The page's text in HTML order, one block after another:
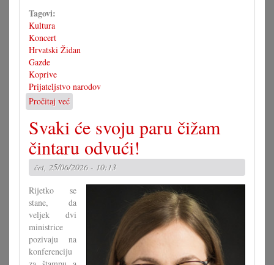
Tagovi:
Kultura
Koncert
Hrvatski Židan
Gazde
Koprive
Prijateljstvo narodov
Pročitaj već
Prijateljstvo
narodov
Svaki će svoju paru čižam
čintaru odvući!
čet, 25/06/2026 - 10:13
Rijetko se
stane, da
veljek dvi
ministrice
pozivaju na
konferenciju